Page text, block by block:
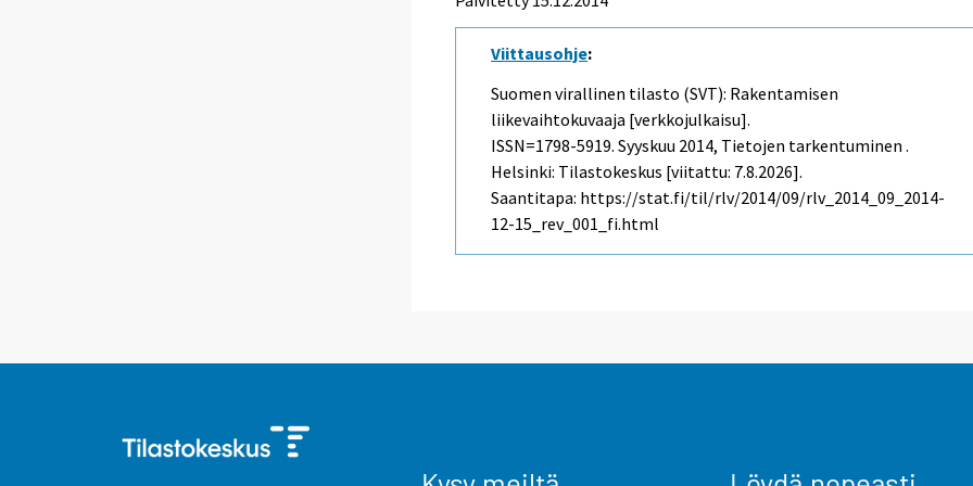
Viittausohje:
Suomen virallinen tilasto (SVT): Rakentamisen
liikevaihtokuvaaja [verkkojulkaisu].
ISSN=1798-5919.Syyskuu 2014, Tietojen tarkentuminen .
Helsinki: Tilastokeskus [viitattu: 7.8.2026].
Saantitapa: https://stat.fi/til/rlv/2014/09/rlv_2014_09_2014-
12-15_rev_001_fi.html